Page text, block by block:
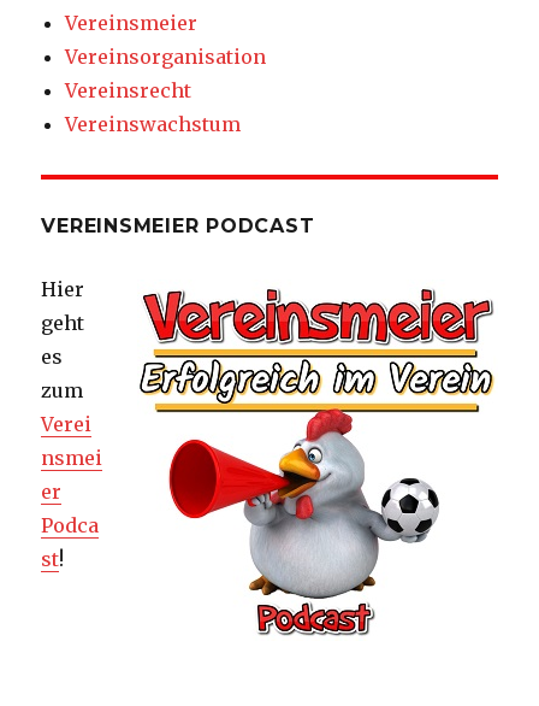
Vereinsmeier
Vereinsorganisation
Vereinsrecht
Vereinswachstum
VEREINSMEIER PODCAST
Hier
geht
es
zum
Verei
nsmei
er
Podca
st!